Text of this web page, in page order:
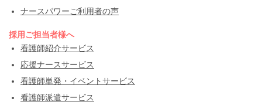
ナースパワーご利用者の声
採用ご担当者様へ
看護師紹介サービス
応援ナースサービス
看護師単発・イベントサービス
看護師派遣サービス